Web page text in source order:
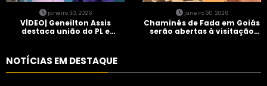
janeiro 30, 2026
VÍDEO| Geneilton Assis
destaca união do PL e
janeiro 30, 2026
Chaminés de Fada em Goiás
serão abertas à visitação
NOTÍCIAS EM DESTAQUE